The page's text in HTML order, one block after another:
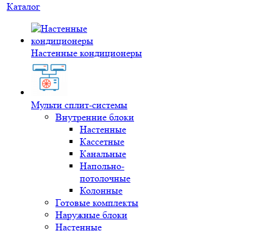
Каталог
Настенные кондиционеры
Мульти сплит-системы
Внутренние блоки
Настенные
Кассетные
Канальные
Напольно-
потолочные
Колонные
Готовые комплекты
Наружные блоки
Настенные